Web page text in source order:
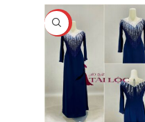
-40%